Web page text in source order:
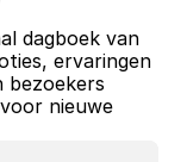
dagboek van
ervaringen
bezoekers
nieuwe